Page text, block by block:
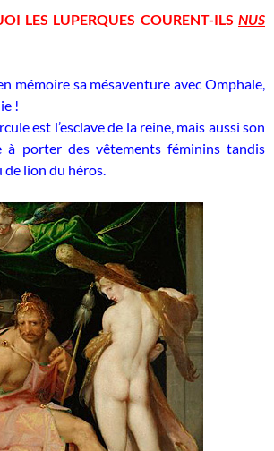
LES LUPERQUES COURENT-ILSNUS
mémoire sa mésaventure avec Omphale,
!
est l’esclave de la reine, mais aussi son
à porter des vêtements féminins tandis
de lion du héros.